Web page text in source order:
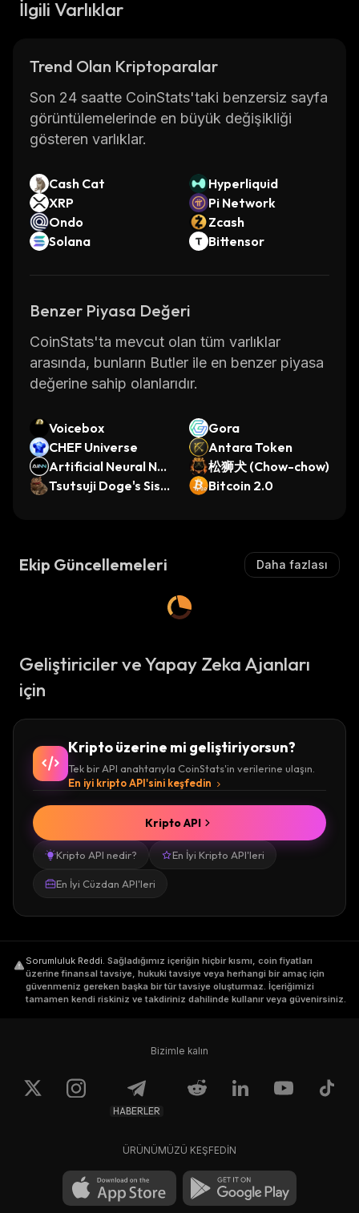
İlgili Varlıklar
Trend Olan Kriptoparalar
Son 24 saatte CoinStats'taki benzersiz sayfa
görüntülemelerinde en büyük değişikliği
gösteren varlıklar.
Cash Cat
Hyperliquid
XRP
Pi Network
Ondo
Zcash
Solana
Bittensor
Benzer Piyasa Değeri
CoinStats'ta mevcut olan tüm varlıklar
arasında, bunların Butler ile en benzer piyasa
değerine sahip olanlarıdır.
Voicebox
Gora
CHEF Universe
Antara Token
Artificial Neural Ne
twork (Ordinals)
松狮犬 (Chow-chow)
Tsutsuji Doge's Sist
Bitcoin 2.0
Ekip Güncellemeleri Daha fazlası
Geliştiriciler ve Yapay Zeka Ajanları
için
Kripto üzerine mi geliştiriyorsun?
Tek bir API anahtarıyla CoinStats'in verilerine ulaşın.
En iyi kripto API'sini keşfedin
Kripto API nedir? En İyi Kripto API'leri
En İyi Cüzdan API'leri
Kripto API
Sorumluluk Reddi. Sağladığımız içeriğin hiçbir kısmı, coin fiyatları
üzerine finansal tavsiye, hukuki tavsiye veya herhangi bir amaç için
güvenmeniz gereken başka bir tür tavsiye oluşturmaz. İçeriğimizi
tamamen kendi riskiniz ve takdiriniz dahilinde kullanır veya güvenirsiniz.
Bizimle kalın
HABERLER
ÜRÜNÜMÜZÜ KEŞFEDİN